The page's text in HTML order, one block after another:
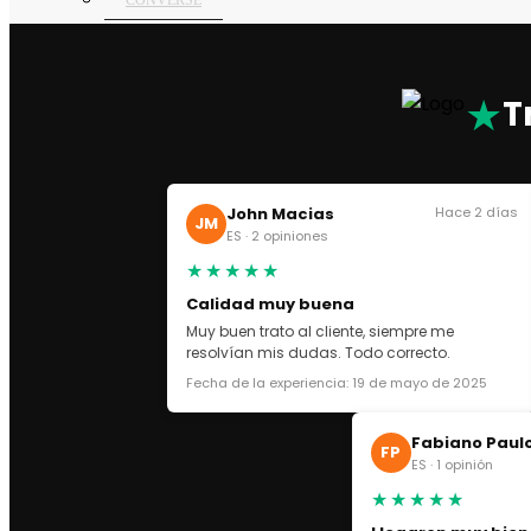
ASICS KAYANO
OFF WHITE
GOLDEN GOOSE
DOLCE GABBANA
CHRISTIAN LOUBOUTIN
VALENTINO GARAVANI
★
JM John Macias
ES · 2 opiniones
Hace 2 días
★★★★★
Calidad muy buena
Muy buen trato al cliente, siempre me
resolvían mis dudas. Todo correcto.
Fecha de la experiencia: 19 de mayo de 2025
FP Fabiano
ES · 1 opinión
★★★★★